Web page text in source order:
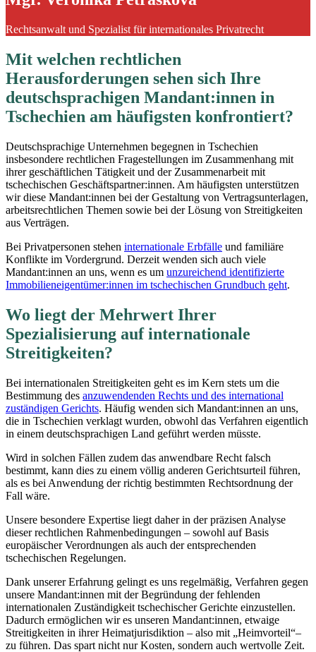
Rechtsanwalt und Spezialist für internationales Privatrecht
Mit welchen rechtlichen
Herausforderungen sehen sich Ihre
deutschsprachigen Mandant:innen in
Tschechien am häufigsten konfrontiert?
Deutschsprachige Unternehmen begegnen in Tschechien
insbesondere rechtlichen Fragestellungen im Zusammenhang mit
ihrer geschäftlichen Tätigkeit und der Zusammenarbeit mit
tschechischen Geschäftspartner:innen. Am häufigsten unterstützen
wir diese Mandant:innen bei der Gestaltung von Vertragsunterlagen,
arbeitsrechtlichen Themen sowie bei der Lösung von Streitigkeiten
aus Verträgen.
Bei Privatpersonen stehen internationale Erbfälle und familiäre
Konflikte im Vordergrund. Derzeit wenden sich auch viele
Mandant:innen an uns, wenn es um unzureichend identifizierte
Immobilieneigentümer:innen im tschechischen Grundbuch geht.
Wo liegt der Mehrwert Ihrer
Spezialisierung auf internationale
Streitigkeiten?
Bei internationalen Streitigkeiten geht es im Kern stets um die
Bestimmung des anzuwendenden Rechts und des international
zuständigen Gerichts. Häufig wenden sich Mandant:innen an uns,
die in Tschechien verklagt wurden, obwohl das Verfahren eigentlich
in einem deutschsprachigen Land geführt werden müsste.
Wird in solchen Fällen zudem das anwendbare Recht falsch
bestimmt, kann dies zu einem völlig anderen Gerichtsurteil führen,
als es bei Anwendung der richtig bestimmten Rechtsordnung der
Fall wäre.
Unsere besondere Expertise liegt daher in der präzisen Analyse
dieser rechtlichen Rahmenbedingungen – sowohl auf Basis
europäischer Verordnungen als auch der entsprechenden
tschechischen Regelungen.
Dank unserer Erfahrung gelingt es uns regelmäßig, Verfahren gegen
unsere Mandant:innen mit der Begründung der fehlenden
internationalen Zuständigkeit tschechischer Gerichte einzustellen.
Dadurch ermöglichen wir es unseren Mandant:innen, etwaige
Streitigkeiten in ihrer Heimatjurisdiktion – also mit „Heimvorteil“–
zu führen. Das spart nicht nur Kosten, sondern auch wertvolle Zeit.